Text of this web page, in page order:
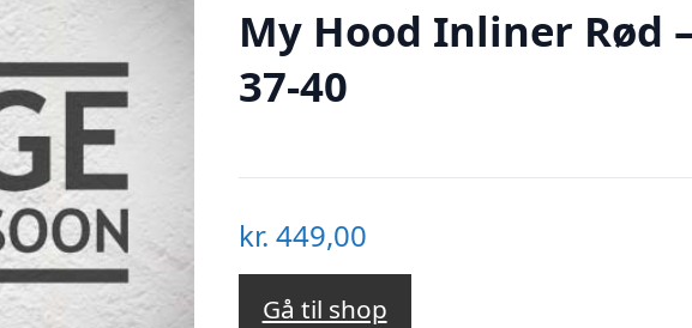
My Hood Inliner Rød –
37-40
kr. 449,00
Gå til shop